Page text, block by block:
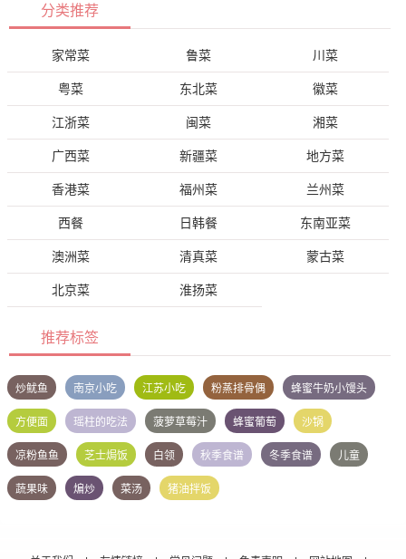
分类推荐
家常菜 鲁菜 川菜
粤菜 东北菜 徽菜
江浙菜 闽菜 湘菜
广西菜 新疆菜 地方菜
香港菜 福州菜 兰州菜
西餐 日韩餐 东南亚菜
澳洲菜 清真菜 蒙古菜
北京菜 淮扬菜
推荐标签
炒鱿鱼 南京小吃 江苏小吃 粉蒸排骨偶 蜂蜜牛奶小馒头
方便面 瑶柱的吃法 菠萝草莓汁 蜂蜜葡萄 沙锅
凉粉鱼鱼 芝士焗饭 白领 秋季食谱 冬季食谱 儿童
蔬果味 煸炒 菜汤 猪油拌饭